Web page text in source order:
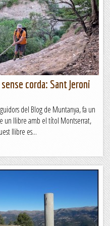
la zona de Sant Llorenç de Munt.
de les Roques per fer un
principal centre...
corda: Sant Jeroni
del Blog de Muntanya, fa un
un llibre amb el títol Montserrat,
llibre es...